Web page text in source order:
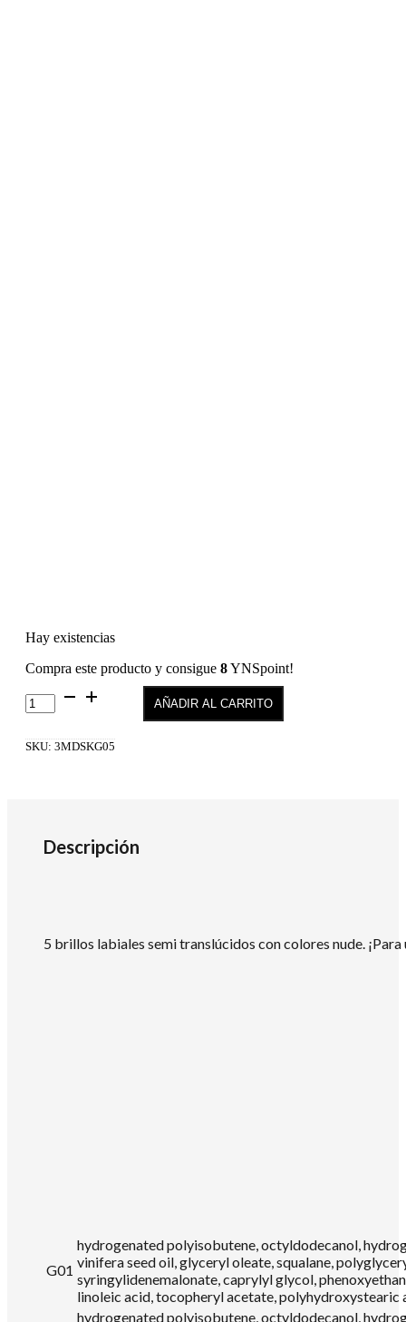
Hay existencias
Compra este producto y consigue 8YNSpoint!
Delicious
Shiny
Liquid
AÑADIR AL CARRITO
SKU: 3MDSKG05
Descripción
5 brillos labiales semi translúcidos con colores nude.
G01
hydrogenated polyisobutene, octyldodecanol,
vinifera seed oil, glyceryl oleate, squalane,
syringylidenemalonate, caprylyl glycol,
linoleic acid, tocopheryl acetate,
hydrogenated polyisobutene, octyldodecanol,